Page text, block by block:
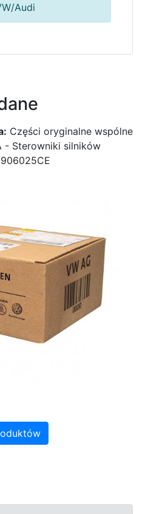
Audi
Części oryginalne wspólne
- Sterowniki silników